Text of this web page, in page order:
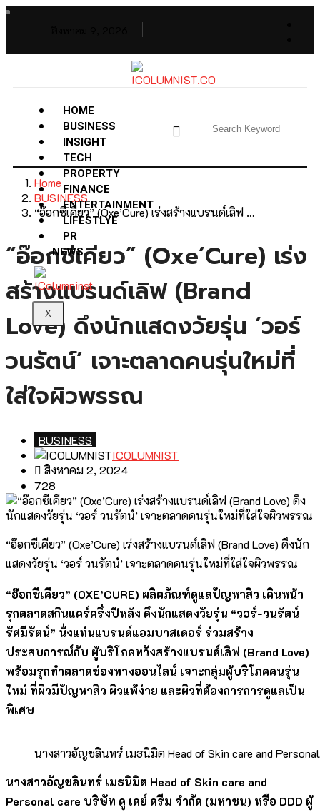
HOME
BUSINESS
INSIGHT
TECH
PROPERTY
FINANCE
ENTERTAINMENT
LIFESTLYE
PR
NEWS
X
Home
BUSINESS
“อ๊อกซีเคียว” (Oxe’Cure) เร่งสร้างแบรนด์เลิฟ …
“อ๊อกซีเคียว” (Oxe’Cure) เร่ง
สร้างแบรนด์เลิฟ (Brand
Love) ดึงนักแสดงวัยรุ่น ‘วอร์
วนรัตน์’ เจาะตลาดคนรุ่นใหม่ที่
ใส่ใจผิวพรรณ
BUSINESS
ICOLUMNIST
สิงหาคม 2, 2024
728
“อ๊อกซีเคียว” (Oxe’Cure) เร่งสร้างแบรนด์เลิฟ (Brand Love) ดึงนัก
แสดงวัยรุ่น ‘วอร์ วนรัตน์’ เจาะตลาดคนรุ่นใหม่ที่ใส่ใจผิวพรรณ
“อ๊อกซีเคียว” (OXE’CURE) ผลิตภัณฑ์ดูแลปัญหาสิว เดินหน้า
รุกตลาดสกินแคร์ครึ่งปีหลัง ดึงนักแสดงวัยรุ่น “วอร์-วนรัตน์
รัศมีรัตน์” นั่งแท่นแบรนด์แอมบาสเดอร์ ร่วมสร้าง
ประสบการณ์กับ ผู้บริโภคหวังสร้างแบรนด์เลิฟ (Brand Love)
พร้อมรุกทำตลาดช่องทางออนไลน์ เจาะกลุ่มผู้บริโภคคนรุ่น
ใหม่ ที่ผิวมีปัญหาสิว ผิวแพ้ง่าย และผิวที่ต้องการการดูแลเป็น
พิเศษ
นางสาวอัญชลินทร์ เมธนิมิต Head of Skin care and
นางสาวอัญชลินทร์ เมธนิมิต Head of Skin care and
Personal care บริษัท ดู เดย์ ดรีม จำกัด (มหาชน) หรือ DDD ผู้